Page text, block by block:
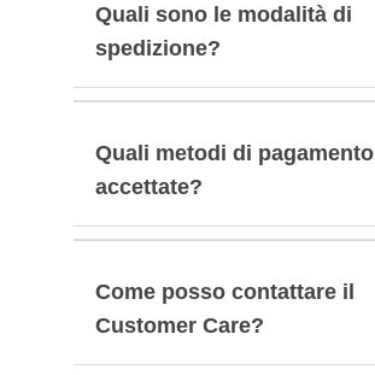
Quali sono le modalità di
spedizione?
Quali metodi di pagamento
accettate?
Come posso contattare il
Customer Care?